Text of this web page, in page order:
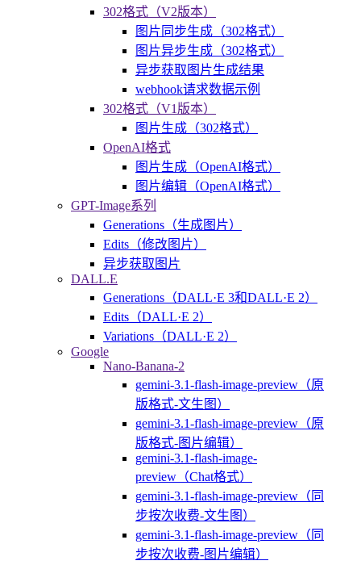
302格式（V2版本）
图片同步生成（302格式）
图片异步生成（302格式）
异步获取图片生成结果
webhook请求数据示例
302格式（V1版本）
图片生成（302格式）
OpenAI格式
图片生成（OpenAI格式）
图片编辑（OpenAI格式）
GPT-Image系列
Generations（生成图片）
Edits（修改图片）
异步获取图片
DALL.E
Generations（DALL·E 3和DALL·E 2）
Edits（DALL·E 2）
Variations（DALL·E 2）
Google
Nano-Banana-2
gemini-3.1-flash-image-preview（原
版格式-文生图）
gemini-3.1-flash-image-preview（原
版格式-图片编辑）
gemini-3.1-flash-image-
preview（Chat格式）
gemini-3.1-flash-image-preview（同
步按次收费-文生图）
gemini-3.1-flash-image-preview（同
步按次收费-图片编辑）